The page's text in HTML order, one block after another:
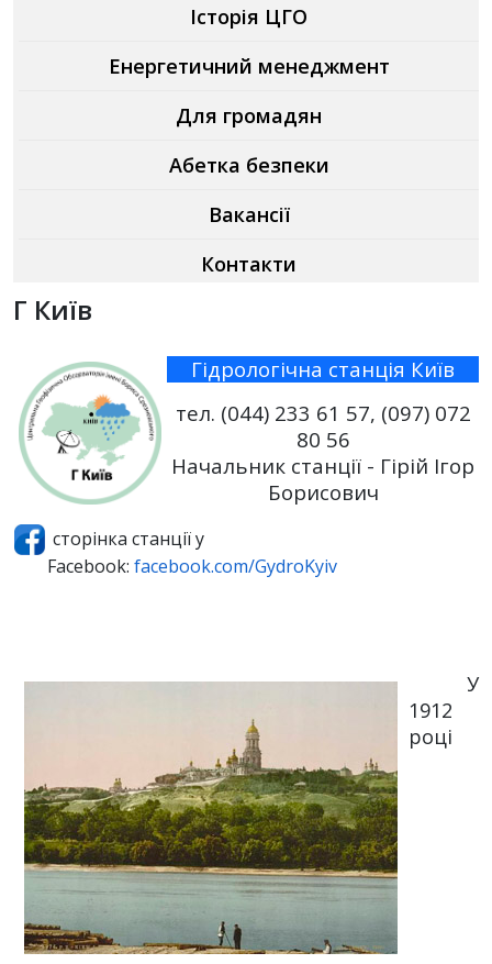
Історія ЦГО
Енергетичний менеджмент
Для громадян
Абетка безпеки
Вакансії
Контакти
Г Київ
Гідрологічна станція Київ
тел. (044) 233 61 57, (097) 072
80 56
Начальник станції - Гірій Ігор
Борисович
сторінка станції у
Facebook: facebook.com/GydroKyiv
У
1912
році